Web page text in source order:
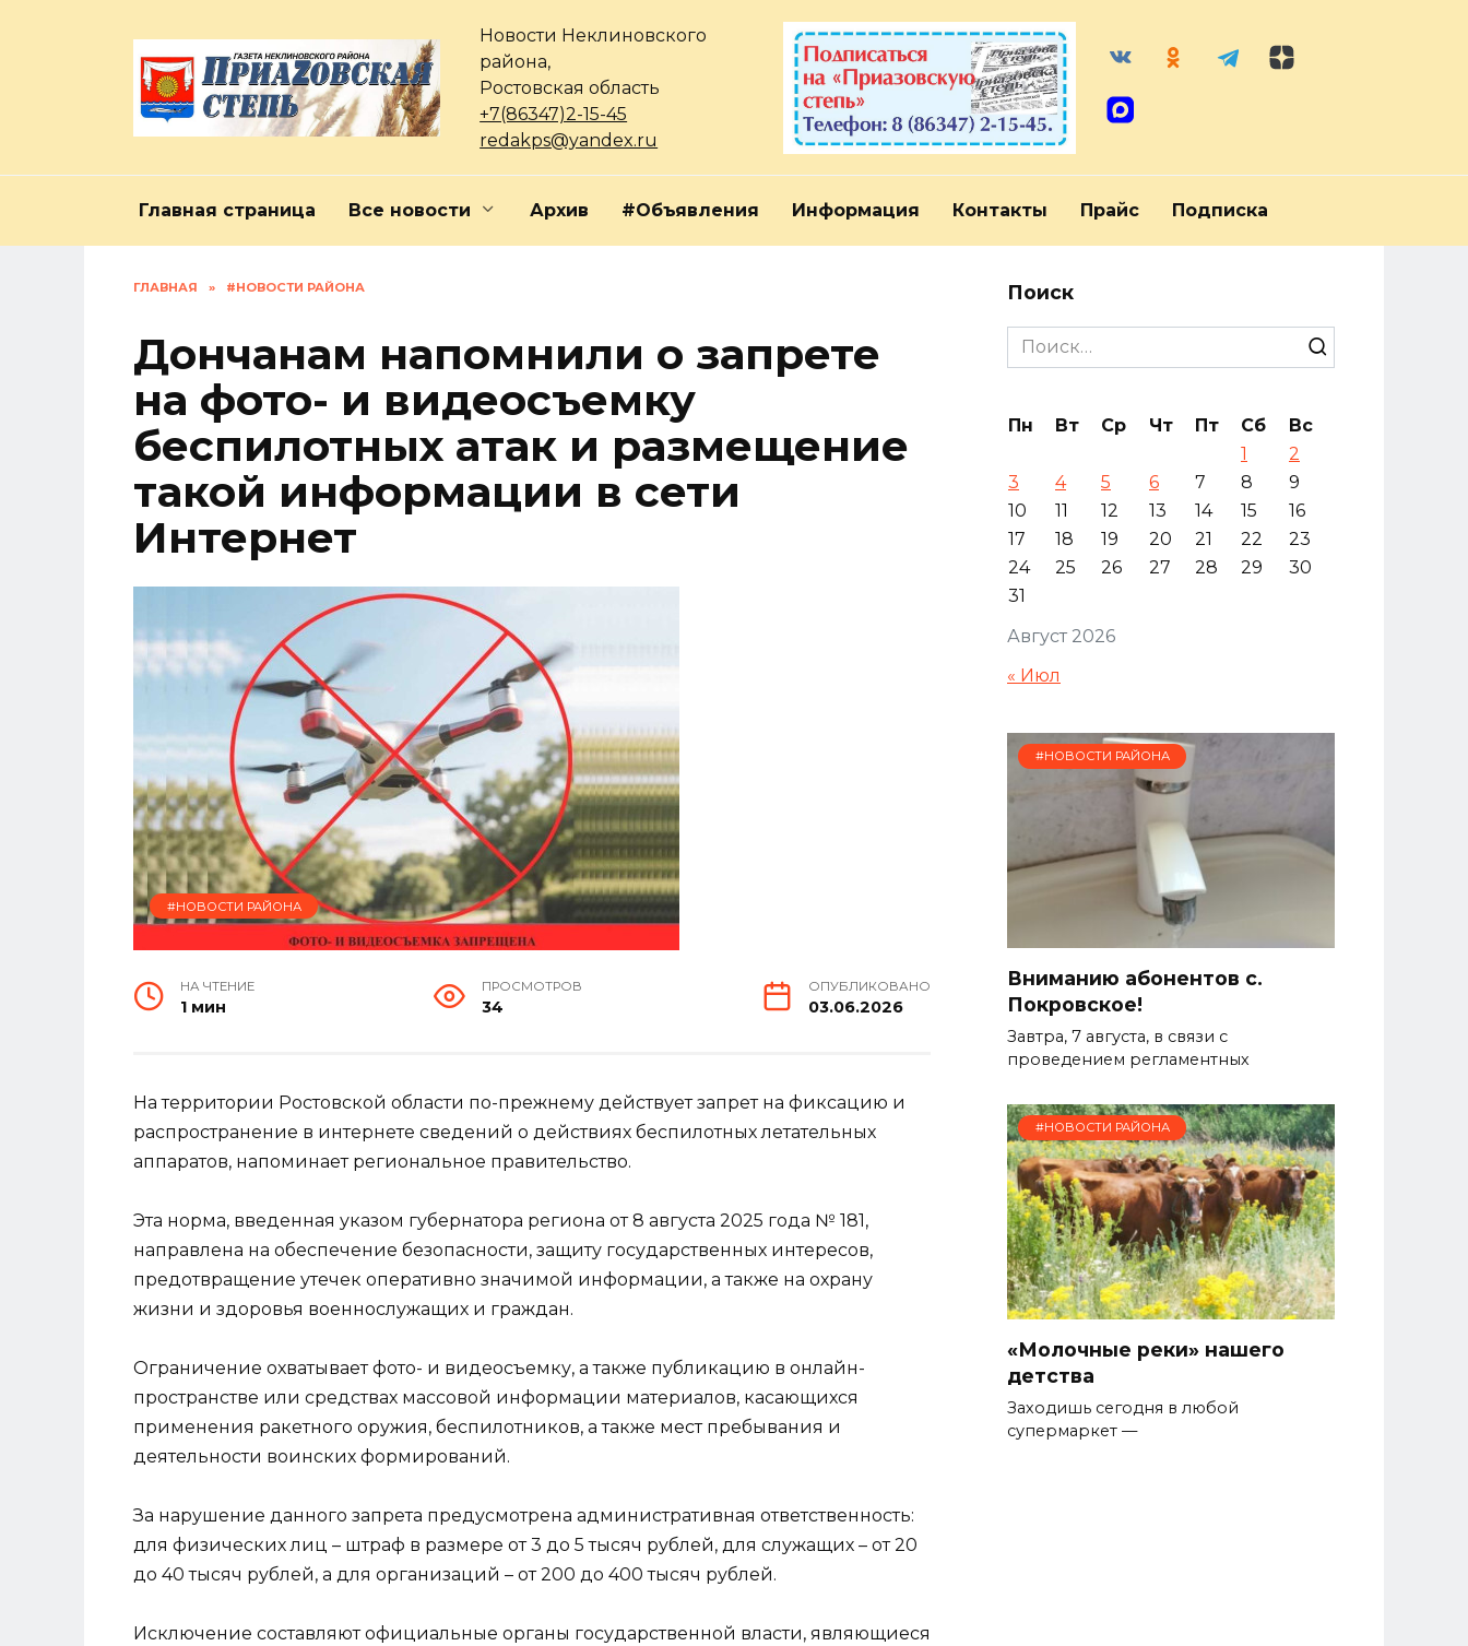
Новости Неклиновского
района,
Ростовская область
+7(86347)2-15-45
redakps@yandex.ru
Главная страница Все новости Архив #Объявления Информация Контакты Прайс Подписка
ГЛАВНАЯ » #НОВОСТИ РАЙОНА
Дончанам напомнили о запрете
на фото- и видеосъемку
беспилотных атак и размещение
такой информации в сети
Интернет
#НОВОСТИ РАЙОНА
НА ЧТЕНИЕ
1 мин
ПРОСМОТРОВ
34
ОПУБЛИКОВАНО
03.06.2026
На территории Ростовской области по-прежнему действует запрет на фиксацию и
распространение в интернете сведений о действиях беспилотных летательных
аппаратов, напоминает региональное правительство.
Эта норма, введенная указом губернатора региона от 8 августа 2025 года № 181,
направлена на обеспечение безопасности, защиту государственных интересов,
предотвращение утечек оперативно значимой информации, а также на охрану
жизни и здоровья военнослужащих и граждан.
Ограничение охватывает фото- и видеосъемку, а также публикацию в онлайн-
пространстве или средствах массовой информации материалов, касающихся
применения ракетного оружия, беспилотников, а также мест пребывания и
деятельности воинских формирований.
За нарушение данного запрета предусмотрена административная ответственность:
для физических лиц – штраф в размере от 3 до 5 тысяч рублей, для служащих – от 20
до 40 тысяч рублей, а для организаций – от 200 до 400 тысяч рублей.
Исключение составляют официальные органы государственной власти, являющиеся
Поиск
Search
for:
Август 2026
Пн Вт Ср Чт Пт Сб
Вс
1
2
3
4 5 6 7 8
9
10
11 12 13 14 15
16
17
18 19 20 21 22
23
24
25 26 27 28 29
30
31
« Июл
#НОВОСТИ РАЙОНА
Вниманию абонентов с.
Покровское!
Завтра, 7 августа, в связи с
проведением регламентных
#НОВОСТИ РАЙОНА
«Молочные реки» нашего
детства
Заходишь сегодня в любой
супермаркет —